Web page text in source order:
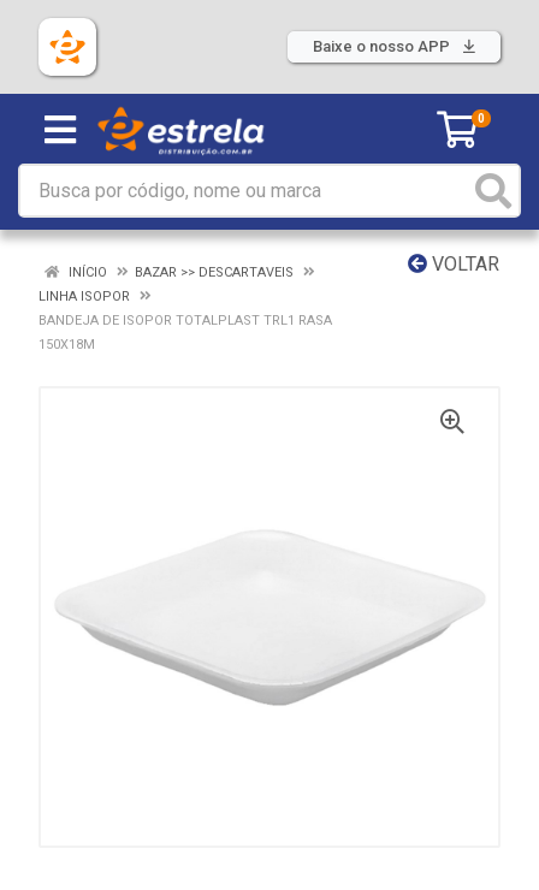
Baixe o nosso APP
0
VOLTAR
INÍCIO
BAZAR >> DESCARTAVEIS
LINHA ISOPOR
BANDEJA DE ISOPOR TOTALPLAST TRL1 RASA
150X18M